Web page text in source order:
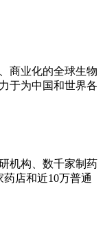
商业化的全球生物
于为中国和世界各
机构、数千家制药
店和近10万普通